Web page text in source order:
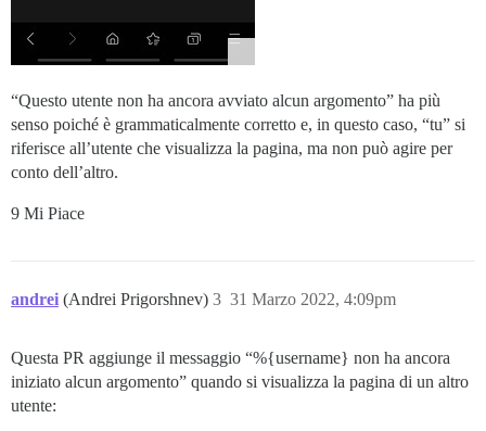
“Questo utente non ha ancora avviato alcun argomento” ha più
senso poiché è grammaticalmente corretto e, in questo caso, “tu” si
riferisce all’utente che visualizza la pagina, ma non può agire per
conto dell’altro.
9 Mi Piace
andrei (Andrei Prigorshnev) 31 Marzo 2022, 4:09pm
3
Questa PR aggiunge il messaggio “%{username} non ha ancora
iniziato alcun argomento” quando si visualizza la pagina di un altro
utente: